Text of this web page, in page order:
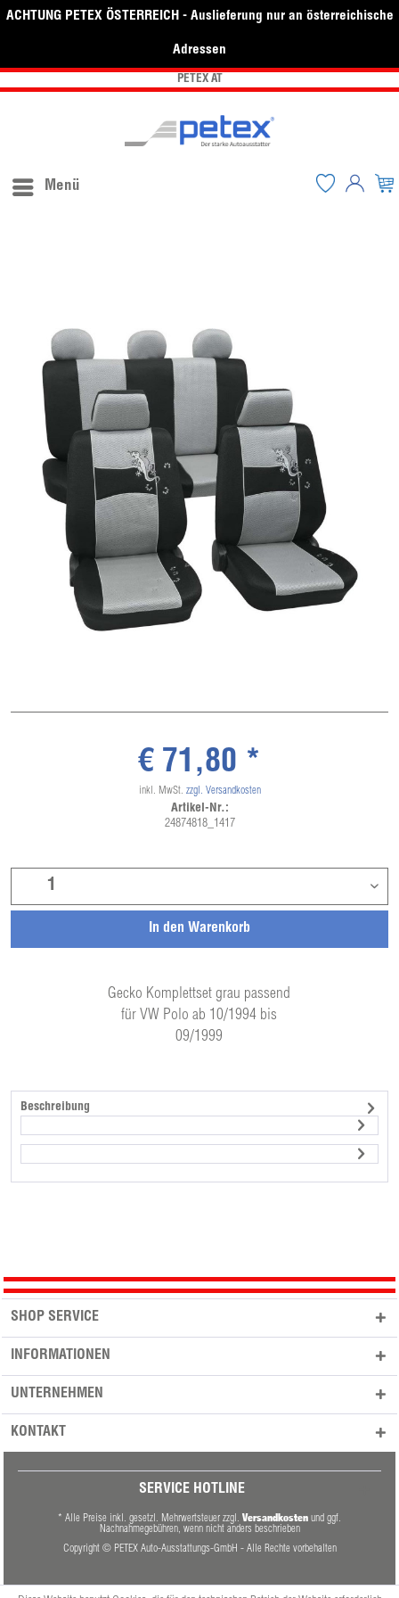
ACHTUNG PETEX ÖSTERREICH - Auslieferung nur an österreichische
Adressen
PETEX AT
Menü
Gecko Komplettset grau passend
für VW Polo ab 10/1994 bis
09/1999
In den Warenkorb
€ 71,80 *
inkl. MwSt. zzgl. Versandkosten
Artikel-Nr.:
24874818_1417
Beschreibung
SHOP SERVICE
INFORMATIONEN
UNTERNEHMEN
KONTAKT
SERVICE HOTLINE
* Alle Preise inkl. gesetzl. Mehrwertsteuer zzgl. Versandkosten und ggf.
Nachnahmegebühren, wenn nicht anders beschrieben
Copyright © PETEX Auto-Ausstattungs-GmbH - Alle Rechte vorbehalten